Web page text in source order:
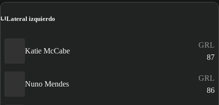
LILateral izquierdo
Katie McCabe
GRL
87
Nuno Mendes
GRL
86